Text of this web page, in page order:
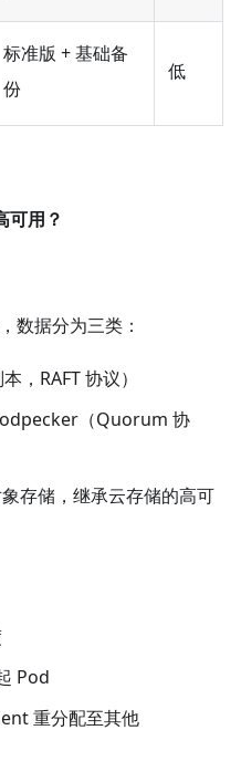
标准版 + 基础备
份
低
可用？
数据分为三类：
，RAFT 协议）
（Quorum 协
存储，继承云存储的高可
Pod
重分配至其他